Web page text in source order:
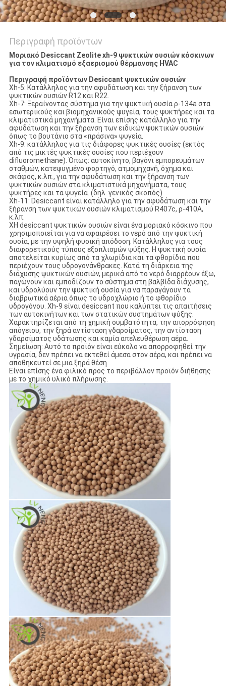
Περιγραφή προϊόντων
Μοριακό Desiccant Zeolite xh-9 ψυκτικών ουσιών κόσκινων
για τον κλιματισμό εξαερισμού θέρμανσης HVAC
Περιγραφή προϊόντωνDesiccant ψυκτικών ουσιών
Xh-5: Κατάλληλος για την αφυδάτωση και την ξήρανση των
ψυκτικών ουσιών R12 και R22.
Xh-7: Ξεραίνοντας σύστημα για την ψυκτική ουσία ρ-134a στα
εσωτερικούς και βιομηχανικούς ψυγεία, τους ψυκτήρες και τα
κλιματιστικά μηχανήματα. Είναι επίσης κατάλληλο για την
αφυδάτωση και την ξήρανση των ειδικών ψυκτικών ουσιών
όπως το βουτάνιο στα «πράσινα» ψυγεία.
Xh-9: κατάλληλος για τις διάφορες ψυκτικές ουσίες (εκτός
από τις μικτές ψυκτικές ουσίες που περιέχουν
difluoromethane). Όπως: αυτοκίνητο, βαγόνι εμπορευμάτων
σταθμών, κατεψυγμένο φορτηγό, ατμομηχανή, όχημα και
σκάφος, κ.λπ., για την αφυδάτωση και την ξήρανση των
ψυκτικών ουσιών στα κλιματιστικά μηχανήματα, τους
ψυκτήρες και τα ψυγεία. (δηλ. γενικός σκοπός)
Xh-11: Desiccant είναι κατάλληλο για την αφυδάτωση και την
ξήρανση των ψυκτικών ουσιών κλιματισμού R407c, ρ-410A,
κ.λπ.
XH desiccant ψυκτικών ουσιών είναι ένα μοριακό κόσκινο που
χρησιμοποιείται για να αφαιρέσει το νερό από την ψυκτική
ουσία, με την υψηλή φυσική απόδοση. Κατάλληλος για τους
διαφορετικούς τύπους εξοπλισμών ψύξης. Η ψυκτική ουσία
αποτελείται κυρίως από τα χλωρίδια και τα φθορίδια που
περιέχουν τους υδρογονάνθρακες. Κατά τη διάρκεια της
διάχυσης ψυκτικών ουσιών, μερικά από το νερό διαρρέουν έξω,
παγώνουν και εμποδίζουν το σύστημα στη βαλβίδα διάχυσης,
και υδρολύουν την ψυκτική ουσία για να παραγάγουν τα
διαβρωτικά αέρια όπως το υδροχλώριο ή το φθορίδιο
υδρογόνου. Xh-9 είναι desiccant που καλύπτει τις απαιτήσεις
των αυτοκινήτων και των στατικών συστημάτων ψύξης.
Χαρακτηρίζεται από τη χημική συμβατότητα, την απορρόφηση
απόγειου, την ξηρά αντίσταση γδαρσίματος, την αντίσταση
γδαρσίματος υδάτωσης και καμία απελευθέρωση αέρα.
Σημείωση: Αυτό το προϊόν είναι εύκολο να απορροφηθεί την
υγρασία, δεν πρέπει να εκτεθεί άμεσα στον αέρα, και πρέπει να
αποθηκευτεί σε μια ξηρά θέση
Είναι επίσης ένα φιλικό προς το περιβάλλον προϊόν διήθησης
με το χημικό υλικό πλήρωσης.